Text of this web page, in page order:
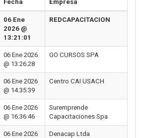
Fecha Empresa
06 Ene
2026 @
13:21:01
REDCAPACITACION
06 Ene 2026
@ 13:26:28
GO CURSOS SPA
06 Ene 2026
@ 14:35:39
Centro CAI USACH
06 Ene 2026
@ 16:36:46
Suremprende
Capacitaciones Spa
06 Ene 2026
Denacap Ltda